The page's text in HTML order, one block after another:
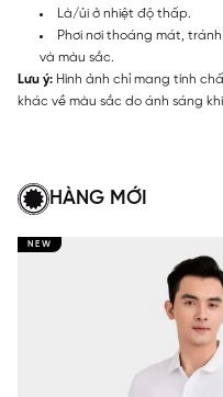
Là/ủi ở nhiệt độ thấp.
Phơi nơi thoáng mát,
và màu sắc.
Lưu ý: Hình ảnh chỉ mang tính
khác về màu sắc do ánh sáng
HÀNG MỚI
NEW